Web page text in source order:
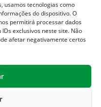
usamos tecnologias como
do dispositivo. O
permitirá processar dados
exclusivos neste site. Não
afetar negativamente certos
Youtube
E-
mail
internacionalmente da We